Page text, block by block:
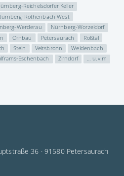
Reichelsdorfer Keller
Röthenbach West
Werderau
Nürnberg-Worzeldorf
Ornbau Petersaurach
Roßtal
Stein Veitsbronn
Weidenbach
Eschenbach Zirndorf … u.v.m
36 · 91580 Petersaurach